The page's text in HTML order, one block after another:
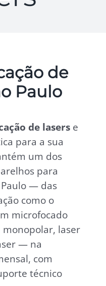
de
Paulo
de lasers e
para a sua
um dos
para
Paulo — das
como o
microfocado
monopolar, laser
— na
com
técnico